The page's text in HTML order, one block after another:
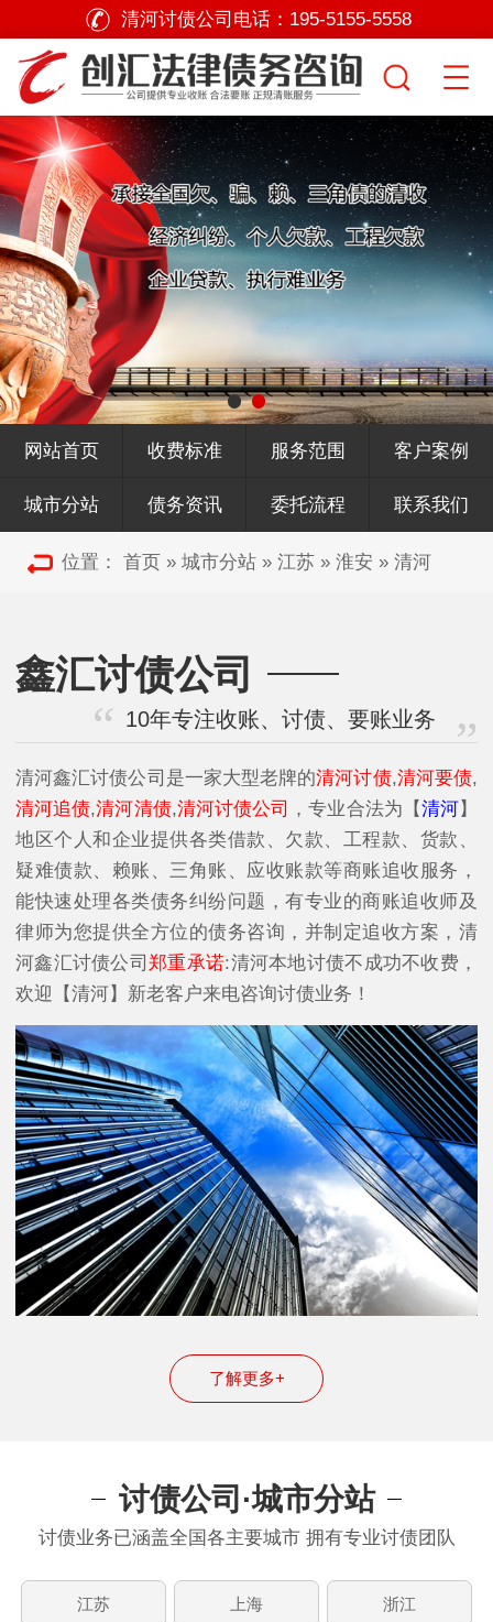
清河讨债公司电话： 195-5155-5558
网站首页 收费标准 服务范围 客户案例
城市分站 债务资讯 委托流程 联系我们
位置： 首页 » 城市分站 » 江苏 » 淮安 » 清河
鑫汇讨债公司
10年专注收账、讨债、要账业务
清河鑫汇讨债公司是一家大型老牌的清河讨债,清河要债,
清河追债,清河清债,清河讨债公司 ，专业合法为【清河】
地区个人和企业提供各类借款、欠款、工程款、货款、
疑难债款、赖账、三角账、应收账款等商账追收服务，
能快速处理各类债务纠纷问题，有专业的商账追收师及
律师为您提供全方位的债务咨询，并制定追收方案，清
河鑫汇讨债公司郑重承诺:清河本地讨债不成功不收费，
欢迎【清河】新老客户来电咨询讨债业务！
了解更多+
讨债公司·城市分站
讨债业务已涵盖全国各主要城市 拥有专业讨债团队
江苏 上海 浙江